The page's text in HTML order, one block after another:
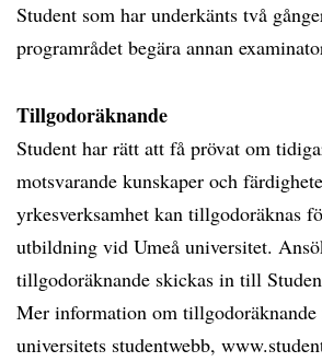
Student som har underkänts två
programrådet begära annan
Tillgodoräknande
Student har rätt att få prövat om
motsvarande kunskaper och
yrkesverksamhet kan tillgodoräknas
utbildning vid Umeå universitet.
tillgodoräknande skickas in till
Mer information om tillgodoräknande
universitets studentwebb,